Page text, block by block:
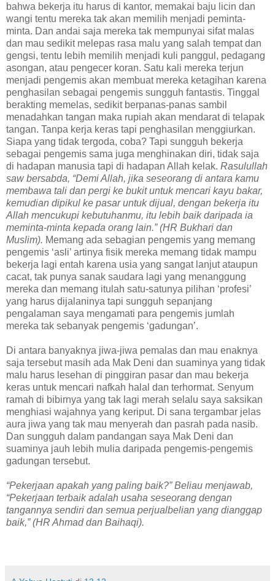
bahwa bekerja itu harus di kantor, memakai baju licin dan
wangi tentu mereka tak akan memilih menjadi peminta-
minta. Dan andai saja mereka tak mempunyai sifat malas
dan mau sedikit melepas rasa malu yang salah tempat dan
gengsi, tentu lebih memilih menjadi kuli panggul, pedagang
asongan, atau pengecer koran. Satu kali mereka terjun
menjadi pengemis akan membuat mereka ketagihan karena
penghasilan sebagai pengemis sungguh fantastis. Tinggal
berakting memelas, sedikit berpanas-panas sambil
menadahkan tangan maka rupiah akan mendarat di telapak
tangan. Tanpa kerja keras tapi penghasilan menggiurkan.
Siapa yang tidak tergoda, coba? Tapi sungguh bekerja
sebagai pengemis sama juga menghinakan diri, tidak saja
di hadapan manusia tapi di hadapan Allah kelak. Rasulullah
saw bersabda, “Demi Allah, jika seseorang di antara kamu
membawa tali dan pergi ke bukit untuk mencari kayu bakar,
kemudian dipikul ke pasar untuk dijual, dengan bekerja itu
Allah mencukupi kebutuhanmu, itu lebih baik daripada ia
meminta-minta kepada orang lain.” (HR Bukhari dan
Muslim). Memang ada sebagian pengemis yang memang
pengemis ‘asli’ artinya fisik mereka memang tidak mampu
bekerja lagi entah karena usia yang sangat lanjut ataupun
cacat, tak punya sanak saudara lagi yang menanggung
mereka dan memang itulah satu-satunya pilihan ‘profesi’
yang harus dijalaninya tapi sungguh sepanjang
pengalaman saya mengamati para pengemis jumlah
mereka tak sebanyak pengemis ‘gadungan’.
Di antara banyaknya jiwa-jiwa pemalas dan mau enaknya
saja tersebut masih ada Mak Deni dan suaminya yang tidak
malu harus lesehan di pinggiran pasar dan mau bekerja
keras untuk mencari nafkah halal dan terhormat. Senyum
ramah di bibirnya yang tak lagi merah selalu saya saksikan
menghiasi wajahnya yang keriput. Di sana tergambar jelas
aura jiwa yang tak mau menyerah dan pasrah pada nasib.
Dan sungguh dalam pandangan saya Mak Deni dan
suaminya jauh lebih mulia daripada pengemis-pengemis
gadungan tersebut.
“Pekerjaan apakah yang paling baik?” Beliau menjawab,
“Pekerjaan terbaik adalah usaha seseorang dengan
tangannya sendiri dan semua perjualbelian yang dianggap
baik,” (HR Ahmad dan Baihaqi).